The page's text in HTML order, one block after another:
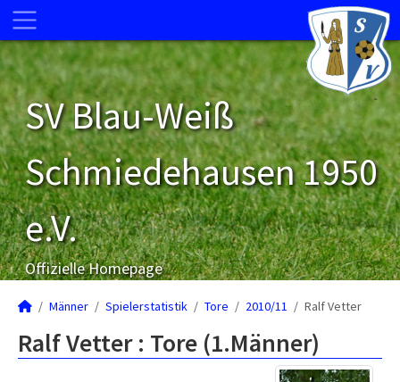
SV Blau-Weiß
Schmiedehausen 1950
e.V.
Offizielle Homepage
Männer Spielerstatistik Tore 2010/11 Ralf Vetter
Ralf Vetter : Tore (1.Männer)